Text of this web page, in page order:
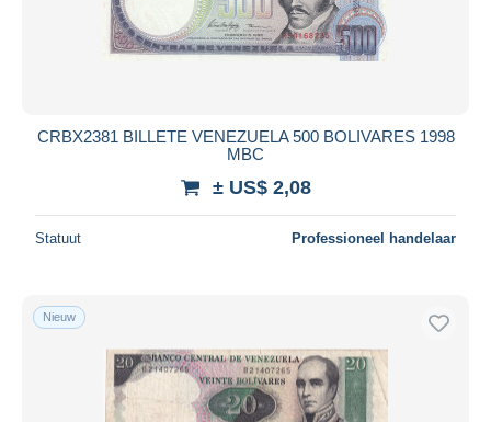
CRBX2381 BILLETE VENEZUELA 500 BOLIVARES 1998
MBC
± US$ 2,08
Statuut Professioneel handelaar
Nieuw